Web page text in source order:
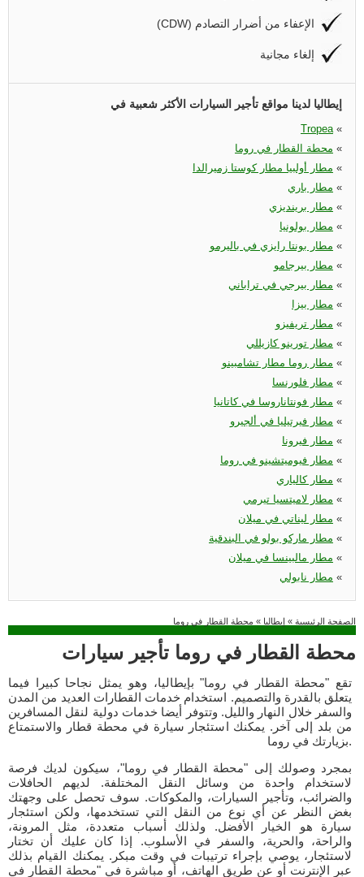
(CDW) الإعفاء من أضرار التصادم
إلغاء مجانية
إيطاليا لدينا مواقع تأجير السيارات الأكثر شعبية في
Tropea«
محطة القطار في روما «
مطار أولبيا مطار كوستا زميرالدا «
مطار باري «
مطار برينديزي «
مطار بولونيا «
مطار بونتا رايزي في باليرمو «
مطار بيرجامو «
مطار بيرجي في تراباني «
مطار بيزا «
مطار تريفيزو «
مطار تورينو كازيللي «
مطار روما مطار تشامبينو «
مطار فلورنسا «
مطار فونتاناروسا في كاتانيا «
مطار فيرتيليا في ألجيرو «
مطار فيرونا «
مطار فيوميتشينو في روما «
مطار كالياري «
مطار لاميتسيا تيرمي «
مطار ليناتي في ميلان «
مطار ماركو بولو في البندقية «
مطار مالبينسا في ميلان «
مطار نابولي «
الصفحة الرئيسية » إيطاليا » محطة القطار في روما
محطة القطار في روما تأجير سيارات
تقع "محطة القطار في روما" بإيطاليا، وهو يمثل نجاحا كبيرا فيما
يتعلق بالقدرة والتصميم. استخدام خدمات القطارات العديد من المدن
والسفر خلال النهار والليل. وتتوفر أيضا خدمات دولية لنقل المسافرين
من بلد إلى آخر. يمكنك استئجار سيارة في محطة قطار والاستمتاع
بزيارتك في روما.
بمجرد وصولك إلى "محطة القطار في روما"، سيكون لديك فرصة
لاستخدام واحدة من وسائل النقل المختلفة. لديهم الحافلات
والضرائب، وتأجير السيارات، والمكوكات. سوف تحصل على وجهتك
بغض النظر عن أي نوع من النقل التي تستخدمها، ولكن استئجار
سيارة هو الخيار الأفضل. ولذلك أسباب متعددة، مثل المرونة،
والراحة، والحرية، والسفر في الأسلوب. إذا كان عليك أن تختار
لاستئجار، يوصي بإجراء ترتيبات في وقت مبكر. يمكنك القيام بذلك
عبر الإنترنت أو عن طريق الهاتف، أو مباشرة في "محطة القطار في